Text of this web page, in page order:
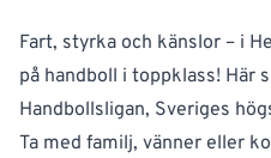
Fart, styrka och känslor – i
på handboll i toppklass! Här
Handbollsligan, Sveriges
Ta med familj, vänner eller